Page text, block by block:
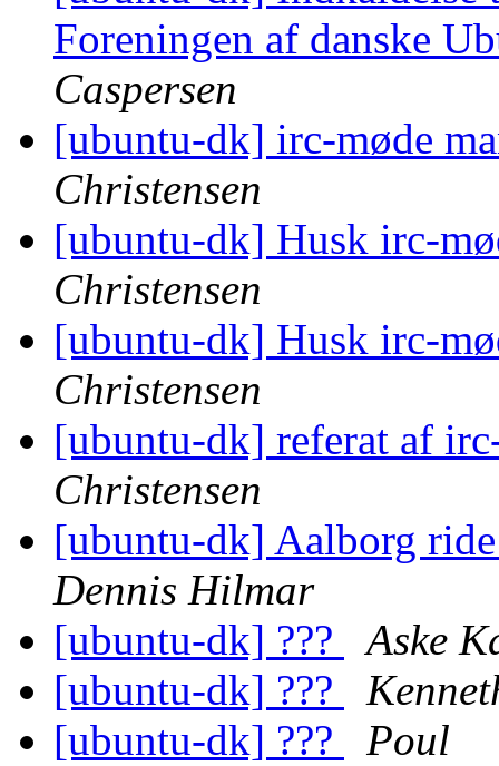
Foreningen af danske
Caspersen
[ubuntu-dk] irc-møde
Christensen
[ubuntu-dk] Husk irc-
Christensen
[ubuntu-dk] Husk irc-
Christensen
[ubuntu-dk] referat af
Christensen
[ubuntu-dk] Aalborg
Dennis Hilmar
[ubuntu-dk] ???
Aske
[ubuntu-dk] ???
[ubuntu-dk] ???
Poul